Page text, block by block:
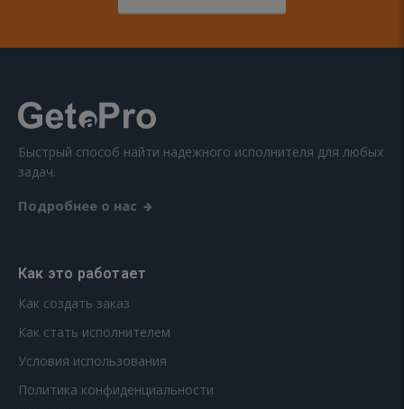
Быстрый способ найти надежного исполнителя для любых
задач.
Подробнее о нас
Как это работает
Как создать заказ
Как стать исполнителем
Условия использования
Политика конфиденциальности